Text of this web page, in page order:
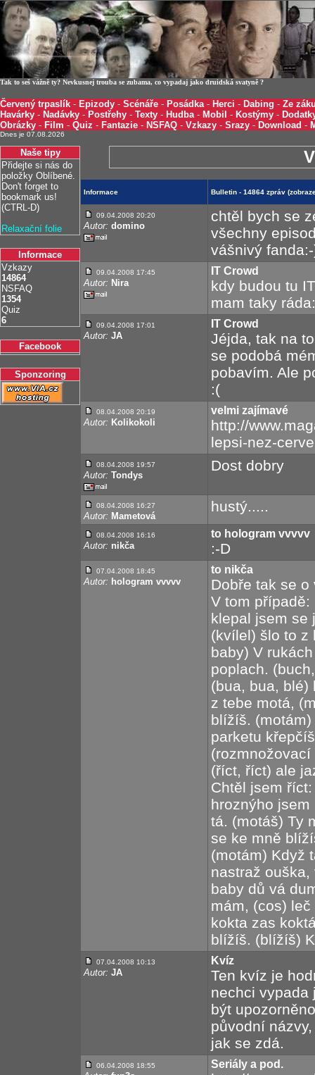
Tak to seš vážně ty? Nevkusnej trouba se zubama, co vypadaj jako druidská svatyně ?
Červený trpaslík - Epizody - Scénáře - Posádka- Herci - Dabing - Ze
Havárky - Nadávky - Postřehy - Texty - Hudba- Mobil - Kostýmy -
Obrázky - Film - Quiz - Fantazie - NSFAQ - Vzkazy - Srazy - Download -
Dnes je 07.08.2026
Naše tipy
Přidejte si nás do
položky Oblíbené.
Don't forget to
bookmark us!
(CTRL-D)
Relaxační folie
Informace
Vzkazy
14864
NSFAQ
1354
Quiz
6
Facebook
Sponzoring
Informace Bulletin - 14864 zpráv
09.04.2008 20:20
Autor: domino
chtěl bych se
všechny
vášnivý
09.04.2008 17:45
Autor: Nira
IT Crowd
kdy budou tu
mam taky
09.04.2008 17:01
Autor: JA
IT Crowd
Jéjda, tak na
se podobá
pobavím. Ale
:(
08.04.2008 20:19
Autor: Kolikokoli
velmi zajímavé
http://
lepsi-nez-
08.04.2008 19:57
Autor: Tondys
Dost dobry
08.04.2008 16:27
Autor: Mametová
hustý.....
08.04.2008 16:16
Autor: nikča
to hologram vvvvv
:-D
07.04.2008 18:45
Autor: hologram vvvvv
to nikča
Dobře tak se
V tom
klepal jsem se
(kvílel) šlo to z
baby) V
poplach.
(bua, bua, blé)
z tebe motá,
blížíš.
parketu
(říct, říct) ale
Chtěl jsem
hroznýho
tá. (motáš) Ty
se ke mně
(motám) Když
nastraž
baby dů vá
mám, (cos)
kokta zas
blížíš. (blížíš)
07.04.2008 10:13
Autor: JA
Kvíz
Ten kvíz je
nechci vypada
být
původní
jak se zdá.
06.04.2008 18:55 Seriály a pod.